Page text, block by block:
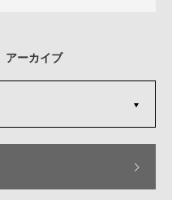
アーカイブ